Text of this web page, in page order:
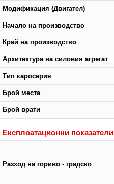
Модификация (Двигател)
Начало на производство
Край на производство
Архитектура на силовия агрегат
Тип каросерия
Брой места
Брой врати
Експлоатационни показатели
Разход на гориво - градско